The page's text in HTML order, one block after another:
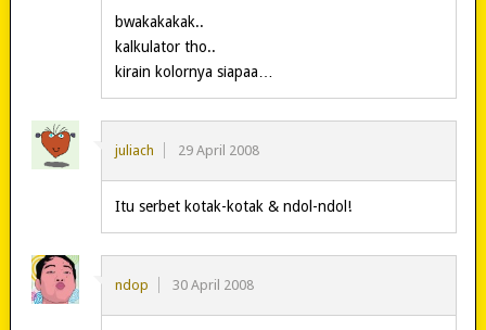
bwakakakak..
kalkulator tho..
kirain kolornya siapaa…
juliach 29 April 2008
Itu serbet kotak-kotak & ndol-ndol!
ndop 30 April 2008